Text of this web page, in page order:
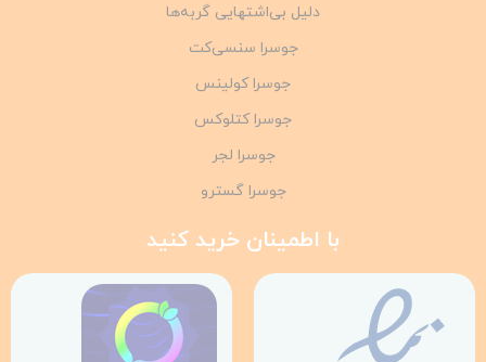
دلیل بی‌اشتهایی گربه‌ها
جوسرا سنسی‌کت
جوسرا کولینس
جوسرا کتلوکس
جوسرا لجر
جوسرا گسترو
با اطمینان خرید کنید